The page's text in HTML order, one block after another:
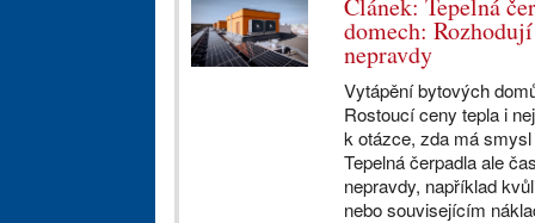
Článek: Tepelná
domech:
nepravdy
Vytápění bytových
Rostoucí ceny tepla i
k otázce, zda má
Tepelná čerpadla ale
nepravdy, například
nebo souvisejícím